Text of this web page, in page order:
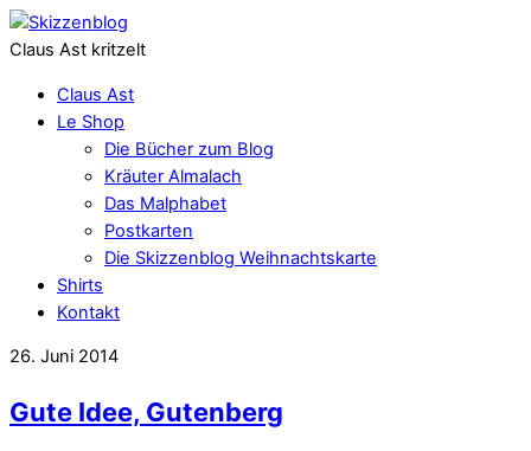
Claus Ast kritzelt
Claus Ast
Le Shop
Die Bücher zum Blog
Kräuter Almalach
Das Malphabet
Postkarten
Die Skizzenblog Weihnachtskarte
Shirts
Kontakt
26. Juni 2014
Gute Idee, Gutenberg